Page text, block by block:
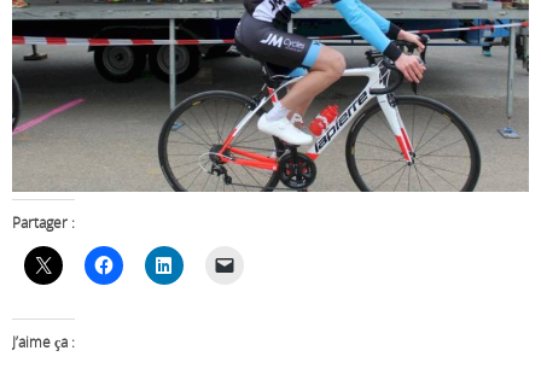
Partager :
J’aime ça :